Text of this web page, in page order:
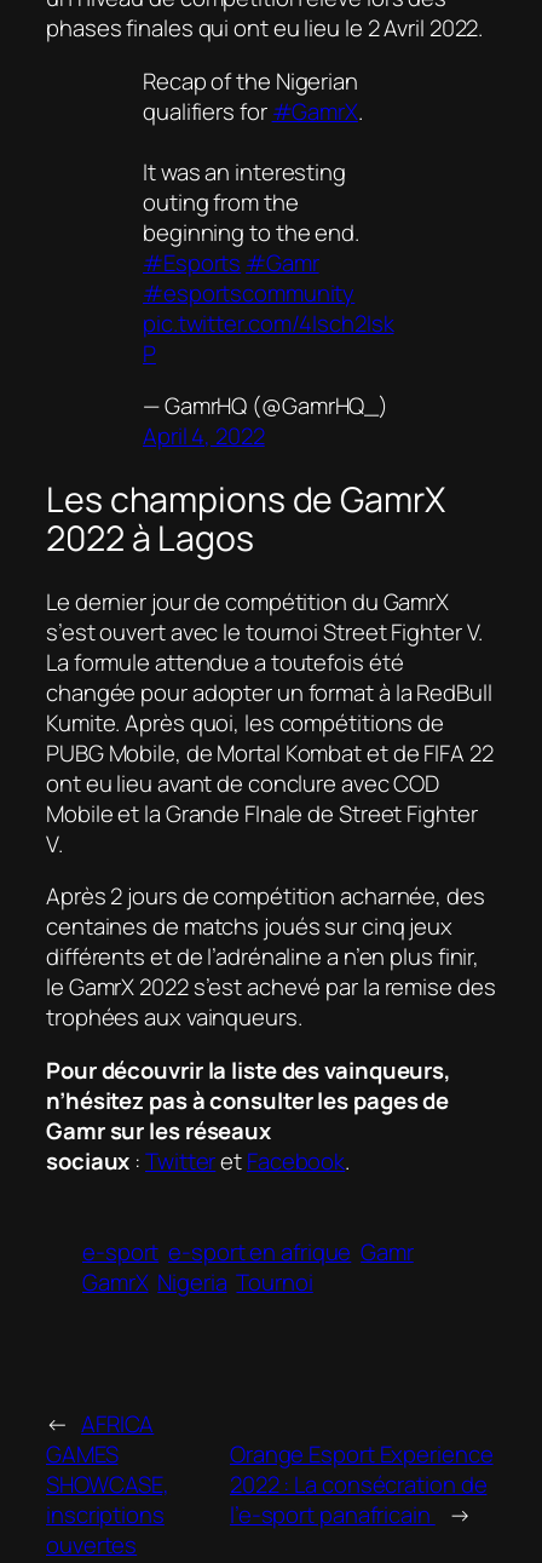
phases finales qui ont eu lieu le 2 Avril 2022.
Recap of the Nigerian
qualifiers for#GamrX.
It was an interesting
outing from the
beginning to the end.
#Esports #Gamr
#esportscommunity
pic.twitter.com/4Isch2Isk
P
— GamrHQ (@GamrHQ_)
April 4, 2022
Les champions de GamrX
2022 à Lagos
Le dernier jour de compétition du GamrX
s’est ouvert avec le tournoi Street Fighter V.
La formule attendue a toutefois été
changée pour adopter un format à la RedBull
Kumite. Après quoi, les compétitions de
PUBG Mobile, de Mortal Kombat et de FIFA 22
ont eu lieu avant de conclure avec COD
Mobile et la Grande FInale de Street Fighter
V.
Après 2 jours de compétition acharnée, des
centaines de matchs joués sur cinq jeux
différents et de l’adrénaline a n’en plus finir,
le GamrX 2022 s’est achevé par la remise des
trophées aux vainqueurs.
Pour découvrir la liste des vainqueurs,
n’hésitez pas à consulter les pages de
Gamr sur les réseaux
sociaux :TwitteretFacebook.
e-sport e-sport en afrique Gamr
GamrX Nigeria Tournoi
← AFRICA
GAMES
SHOWCASE,
inscriptions
ouvertes
Orange Esport Experience
2022 : La consécration de
l’e-sport panafricain
→